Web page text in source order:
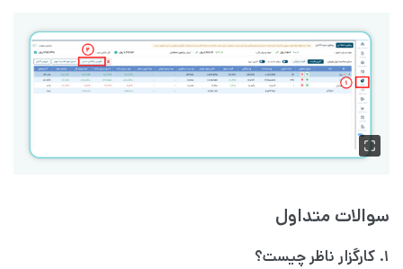
سوالات متداول
۱. کارگزار ناظر چیست؟